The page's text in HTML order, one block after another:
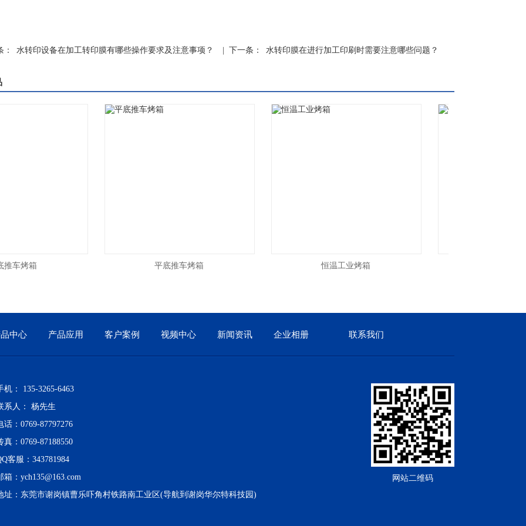
： 水转印设备在加工转印膜有哪些操作要求及注意事项？ | 下一条： 水转印膜在进行加工印刷时需要注意哪些问题？
车烤箱 平底推车烤箱 恒温工业烤箱
中心 产品应用 客户案例 视频中心 新闻资讯 企业相册 联系我们
机： 135-3265-6463
系人： 杨先生
话：0769-87797276
真：0769-87188550
客服：343781984
箱： ych135@163.com
址：东莞市谢岗镇曹乐吓角村铁路南工业区(导航到谢岗华尔特科技园)
网站二维码